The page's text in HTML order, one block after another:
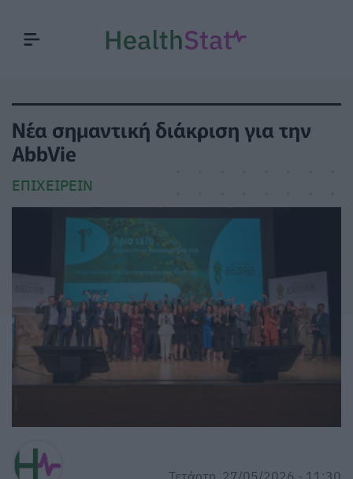
Νέα σημαντική διάκριση για την
AbbVie
ΕΠΙΧΕΙΡΕΊΝ